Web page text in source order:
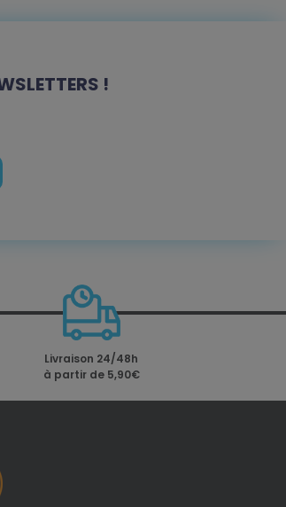
!
Livraison 24/48h
à partir de 5,90€